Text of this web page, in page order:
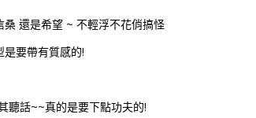
桑 還是希望 ~ 不輕浮不花俏搞怪
是要帶有質感的!
聽話~~真的是要下點功夫的!